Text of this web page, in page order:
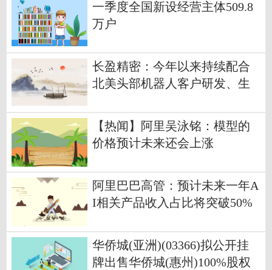
一季度全国新设经营主体509.8
万户
长盈精密：今年以来持续配合
北美头部机器人客户研发、生
【热闻】阿里吴泳铭：模型的
价格预计未来还会上涨
阿里巴巴高管：预计未来一年A
I相关产品收入占比将突破50%
华侨城(亚洲)(03366)拟公开挂
牌出售华侨城(惠州)100%股权